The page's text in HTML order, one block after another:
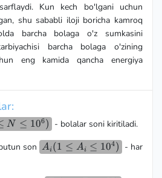
Kun kech bo'lgani uchun
shu sababli iloji boricha kamroq
barcha bolaga o'z sumkasini
barcha bolaga o'zining
eng kamida qancha energiya
N ≤ 106) - bolalar soni kiritiladi.
son A_i(1\le
Ai(1 ≤ Ai ≤ 104) - har